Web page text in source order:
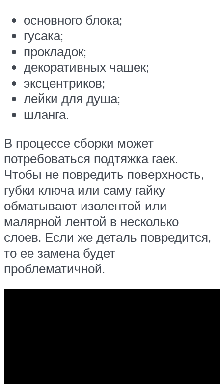
основного блока;
гусака;
прокладок;
декоративных чашек;
эксцентриков;
лейки для душа;
шланга.
В процессе сборки может
потребоваться подтяжка гаек.
Чтобы не повредить поверхность,
губки ключа или саму гайку
обматывают изолентой или
малярной лентой в несколько
слоев. Если же деталь повредится,
то ее замена будет
проблематичной.